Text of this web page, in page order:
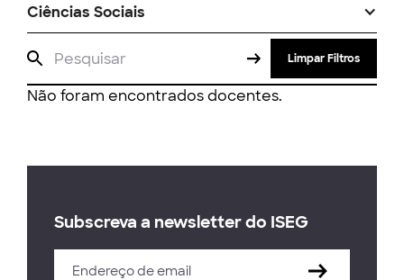
Ciências Sociais
Limpar Filtros
Não foram encontrados docentes.
Subscreva a newsletter do ISEG